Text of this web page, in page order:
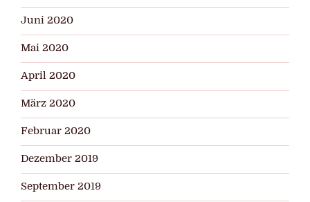
Juni 2020
Mai 2020
April 2020
März 2020
Februar 2020
Dezember 2019
September 2019